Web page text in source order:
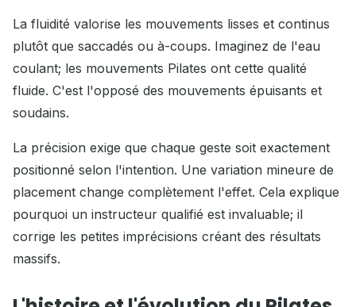
La fluidité valorise les mouvements lisses et continus
plutôt que saccadés ou à-coups. Imaginez de l'eau
coulant; les mouvements Pilates ont cette qualité
fluide. C'est l'opposé des mouvements épuisants et
soudains.
La précision exige que chaque geste soit exactement
positionné selon l'intention. Une variation mineure de
placement change complètement l'effet. Cela explique
pourquoi un instructeur qualifié est invaluable; il
corrige les petites imprécisions créant des résultats
massifs.